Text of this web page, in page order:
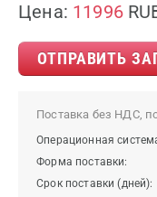
Цена: 11996
ОТПРАВИТЬ
Поставка без НДС,
Операционная
Форма поставки:
Срок поставки (дней):